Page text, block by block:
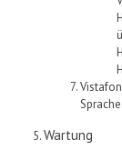
Vistafon
Sprache.
Wartung